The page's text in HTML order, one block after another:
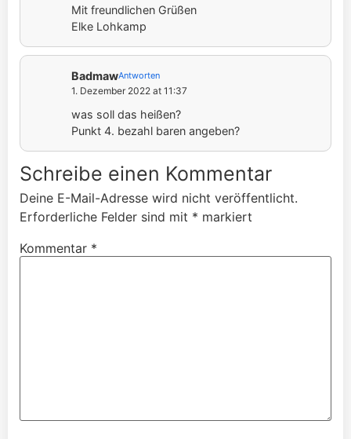
Mit freundlichen Grüßen
Elke Lohkamp
BadmawAntworten
1. Dezember 2022 at 11:37
was soll das heißen?
Punkt 4. bezahl baren angeben?
Schreibe einen Kommentar
Deine E-Mail-Adresse wird nicht veröffentlicht.
Erforderliche Felder sind mit * markiert
Kommentar *